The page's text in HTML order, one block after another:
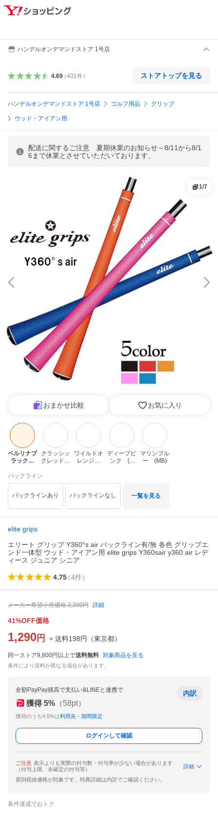
ハンデルオンデマンドストア 1号店
4.69（401件） ストアトップを見る
ハンデルオンデマンドストア 1号店 ゴルフ用品 グリップ
ウッド・アイアン用
配送に関するご注意 夏期休業のお知らせ～8/11から8/1
6まで休業とさせていただいております。
1/7
おまかせ比較 お気に入り
ベルリナブ
ラック
クラッシッ
クレッド
ワイルドオ
レンジ
ディープピ
ンク　(D
マリンブル
ー　(MB)
バックライン
バックラインあり バックラインなし 一覧を見る
elite grips
エリート グリップ Y360°s air バックライン有/無 各色 グリップエ
ンド一体型 ウッド・アイアン用 elite grips Y360sair y360 air レデ
ィース ジュニア シニア
4.75（4件）
メーカー希望小売価格 2,200円 詳細
41%OFF価格
1,290 円 + 送料198円 （東京都）
同一ストア9,800円以上で送料無料 対象商品を見る
条件により送料が異なる場合があります。
全額PayPay残高で支払い&LINEと連携で
獲得 5% （58pt）
獲得のうち4.5%は利用先・期間限定
内訳
ログインして確認
ご注意 表示よりも実際の付与数・付与率が少ない場合があります
（付与上限、未確定の付与等）
詳細
原則税抜価格が対象です。特典詳細は内訳でご確認ください。
条件達成でおトク